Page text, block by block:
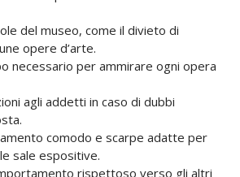
del museo, come il divieto di
opere d’arte.
necessario per ammirare ogni opera
agli addetti in caso di dubbi
comodo e scarpe adatte per
sale espositive.
rispettoso verso gli altri